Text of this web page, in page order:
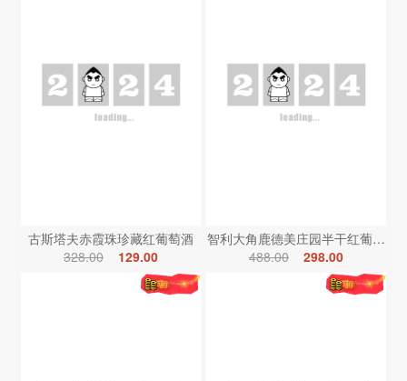
古斯塔夫赤霞珠珍藏红葡萄酒
328.00
129.00
智利大角鹿德美庄园半干红葡萄酒
488.00
298.00